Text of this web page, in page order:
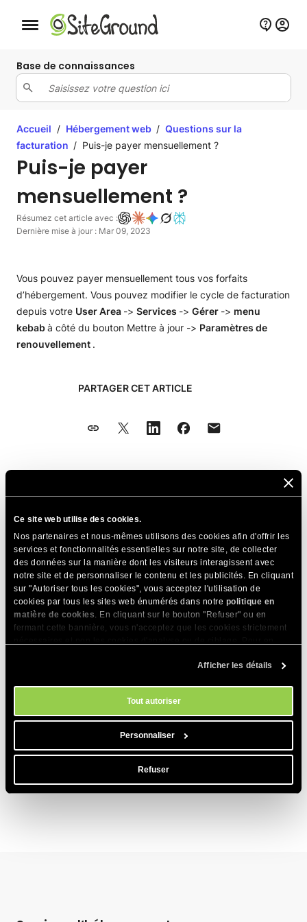
Ce site web utilise des cookies.
Nos partenaires et nous-mêmes utilisons des cookies afin d'offrir les
services et fonctionnalités essentielles sur notre site, de collecter
des données sur la manière dont les visiteurs interagissent avec
notre site et de personnaliser le contenu et les publicités. En cliquant
sur "Autoriser tous les cookies", vous acceptez l'utilisation de
cookies par tous les sites web énumérés dans notre politique en
matière de cookies. En cliquant sur le bouton "Refuser" ou en
fermant cette bannière, vous n'acceptez que les cookies strictement
. Vous pouvez gérer vos préférences
Afficher les détails
Tout autoriser
Personnaliser
Refuser
Bouton de navigation mobile
Base de connaissances
Accueil / Hébergement web / Questions sur la
facturation / Puis-je payer mensuellement ?
Puis-je payer
mensuellement ?
Résumez cet article avec :
Dernière mise à jour : Mar 09, 2023
Vous pouvez payer mensuellement tous vos forfaits
d’hébergement. Vous pouvez modifier le cycle de facturation
depuis votre User Area -> Services -> Gérer -> menu
kebabà côté du bouton Mettre à jour -> Paramètres de
renouvellement .
PARTAGER CET ARTICLE
Articles Connexes
Comment vérifier une commande
Comment acheter un nouveau plan
d'hébergement
Comment supprimer les informations de ma
carte bancaire de mon compte ?
Comment arrêter la facturation automatique
pour mon hébergement ?
paiement
Si je renouvelle mon compte avant qu'il
renouvellement ?